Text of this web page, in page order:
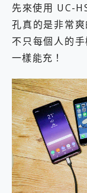
先來使用 UC-
孔真的是非常
不只每個人的
一樣能充！